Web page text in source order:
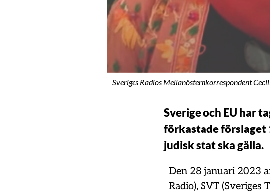
Sveriges Radios Mellanösternkorrespondent
Sverige och EU har
förkastade förslaget
judisk stat ska gälla.
Den 28 januari 2023
Radio), SVT